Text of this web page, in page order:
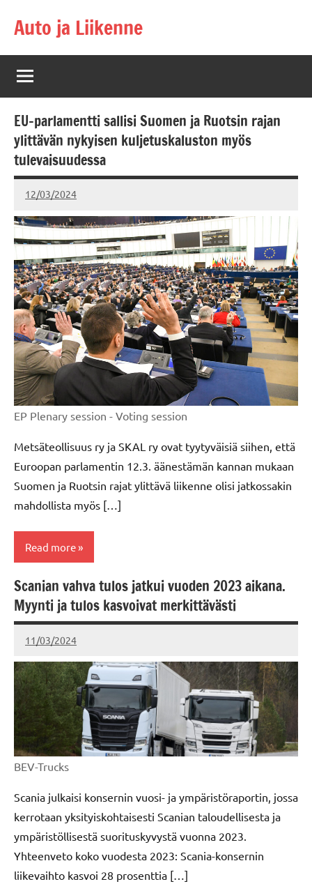
Auto ja Liikenne
EU-parlamentti sallisi Suomen ja Ruotsin rajan
ylittävän nykyisen kuljetuskaluston myös
tulevaisuudessa
12/03/2024
kerttuvali
EP Plenary session - Voting session
Metsäteollisuus ry ja SKAL ry ovat tyytyväisiä siihen, että
Euroopan parlamentin 12.3. äänestämän kannan mukaan
Suomen ja Ruotsin rajat ylittävä liikenne olisi jatkossakin
mahdollista myös […]
Read more
LOGISTIIKKA
Scanian vahva tulos jatkui vuoden 2023 aikana.
Myynti ja tulos kasvoivat merkittävästi
11/03/2024
kerttuvali
BEV-Trucks
Scania julkaisi konsernin vuosi- ja ympäristöraportin, jossa
kerrotaan yksityiskohtaisesti Scanian taloudellisesta ja
ympäristöllisestä suorituskyvystä vuonna 2023.
Yhteenveto koko vuodesta 2023: Scania-konsernin
liikevaihto kasvoi 28 prosenttia […]